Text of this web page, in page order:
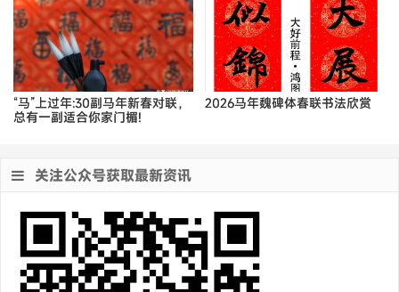
“马”上过年:30副马年新春对联，
总有一副适合你家门楣!
2026马年魏碑体春联书法欣赏
关注公众号获取最新资讯